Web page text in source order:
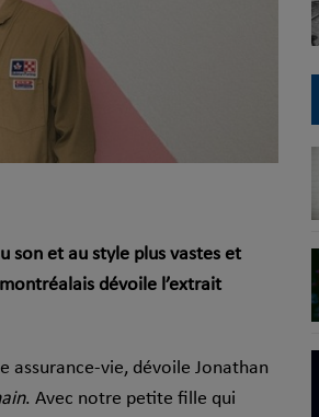
son et au style plus vastes et
dévoile l’extrait
assurance-vie, dévoile Jonathan
. Avec notre petite fille qui